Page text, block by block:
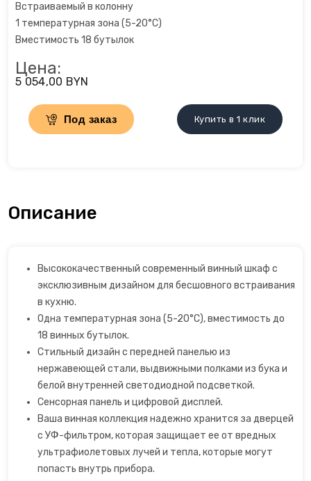
Встраиваемый в колонну
1 температурная зона (5-20°C)
Вместимость 18 бутылок
Цена:
5 054,00 BYN
Под заказ Купить в 1 клик
Описание
Высококачественный современный винный шкаф с
эксклюзивным дизайном для бесшовного встраивания
в кухню.
Одна температурная зона (5-20°C), вместимость до
18 винных бутылок.
Стильный дизайн с передней панелью из
нержавеющей стали, выдвижными полками из бука и
белой внутренней светодиодной подсветкой.
Сенсорная панель и цифровой дисплей.
Ваша винная коллекция надежно хранится за дверцей
с УФ-фильтром, которая защищает ее от вредных
ультрафиолетовых лучей и тепла, которые могут
попасть внутрь прибора.
Плитки
Пуровер
Раклетницы
Соковарка
Су-вид
Сушилки для фруктов
Сэндвичницы
Термопоты
Тостеры